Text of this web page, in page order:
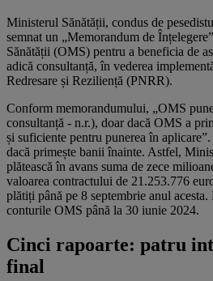
Ministerul Sănătății, condus de
semnat un „Memorandum de
Sănătății (OMS) pentru a beneficia de
adică consultanță, în vederea
Redresare și Reziliență (PNRR).
Conform memorandumului, „OMS
consultanță - n.r.), doar dacă OMS a
și suficiente pentru punerea în
dacă primește banii înainte. Astfel,
plătească în avans suma de zece
valoarea contractului de 21.253.776
plătiți până pe 8 septembrie anul
conturile OMS până la 30 iunie 2024.
Cinci rapoarte: patru
final